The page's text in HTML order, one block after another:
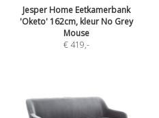
Jesper Home Eetkamerbank
'Oketo' 162cm, kleur No Grey
Mouse
€ 419,-